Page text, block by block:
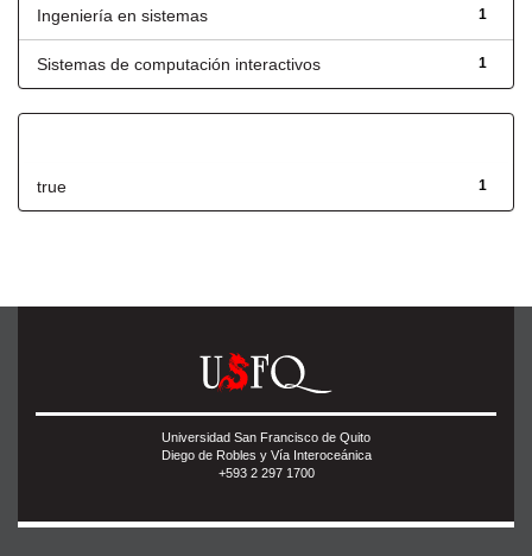
1
Ingeniería en sistemas
1
Sistemas de computación interactivos
1
true
Universidad San Francisco de Quito
Diego de Robles y Vía Interoceánica
+593 2 297 1700